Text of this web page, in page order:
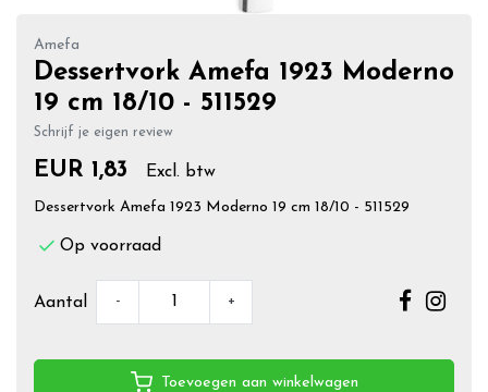
Amefa
Dessertvork Amefa 1923 Moderno
19 cm 18/10 - 511529
Schrijf je eigen review
EUR 1,83 Excl. btw
Dessertvork Amefa 1923 Moderno 19 cm 18/10 - 511529
Op voorraad
Aantal - +
Toevoegen aan winkelwagen